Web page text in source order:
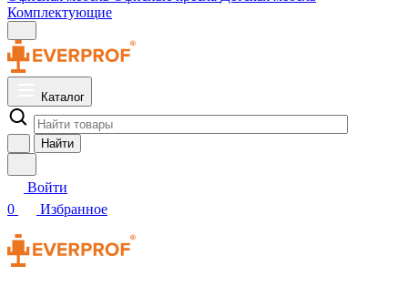
Комплектующие
Каталог
Найти
Войти
0
Избранное